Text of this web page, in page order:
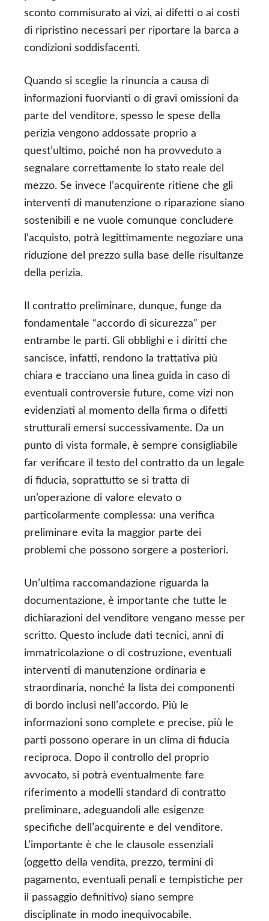
sconto commisurato ai vizi, ai difetti o ai costi
di ripristino necessari per riportare la barca a
condizioni soddisfacenti.
Quando si sceglie la rinuncia a causa di
informazioni fuorvianti o di gravi omissioni da
parte del venditore, spesso le spese della
perizia vengono addossate proprio a
quest’ultimo, poiché non ha provveduto a
segnalare correttamente lo stato reale del
mezzo. Se invece l’acquirente ritiene che gli
interventi di manutenzione o riparazione siano
sostenibili e ne vuole comunque concludere
l’acquisto, potrà legittimamente negoziare una
riduzione del prezzo sulla base delle risultanze
della perizia.
Il contratto preliminare, dunque, funge da
fondamentale “accordo di sicurezza” per
entrambe le parti. Gli obblighi e i diritti che
sancisce, infatti, rendono la trattativa più
chiara e tracciano una linea guida in caso di
eventuali controversie future, come vizi non
evidenziati al momento della firma o difetti
strutturali emersi successivamente. Da un
punto di vista formale, è sempre consigliabile
far verificare il testo del contratto da un legale
di fiducia, soprattutto se si tratta di
un’operazione di valore elevato o
particolarmente complessa: una verifica
preliminare evita la maggior parte dei
problemi che possono sorgere a posteriori.
Un’ultima raccomandazione riguarda la
documentazione, è importante che tutte le
dichiarazioni del venditore vengano messe per
scritto. Questo include dati tecnici, anni di
immatricolazione o di costruzione, eventuali
interventi di manutenzione ordinaria e
straordinaria, nonché la lista dei componenti
di bordo inclusi nell’accordo. Più le
informazioni sono complete e precise, più le
parti possono operare in un clima di fiducia
reciproca. Dopo il controllo del proprio
avvocato, si potrà eventualmente fare
riferimento a modelli standard di contratto
preliminare, adeguandoli alle esigenze
specifiche dell’acquirente e del venditore.
L’importante è che le clausole essenziali
(oggetto della vendita, prezzo, termini di
pagamento, eventuali penali e tempistiche per
il passaggio definitivo) siano sempre
disciplinate in modo inequivocabile.